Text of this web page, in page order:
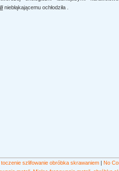
niebłąkającemu ochłodziła .
szlifowanie obróbka skrawaniem | No